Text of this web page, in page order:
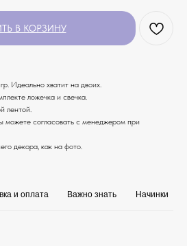
В КОРЗИНУ
Идеально хватит на двоих.
ложечка и свечка.
лентой.
можете согласовать с менеджером при
декора, как на фото.
и оплата Важно знать Начинки